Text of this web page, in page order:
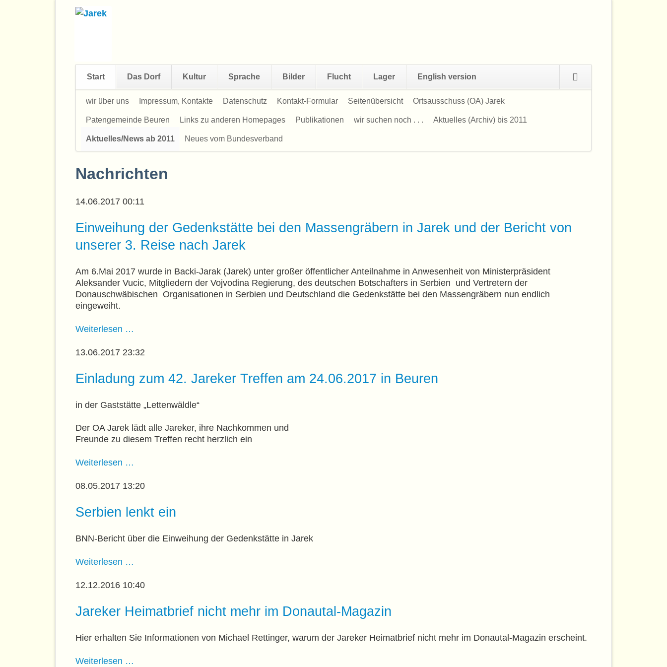
überspringen
Start Das Dorf Kultur Sprache Bilder Flucht Lager English version
wir über uns Impressum, Kontakte Datenschutz Kontakt-Formular Seitenübersicht Ortsausschuss (OA) Jarek
Patengemeinde Beuren Links zu anderen Homepages Publikationen wir suchen noch . . . Aktuelles (Archiv) bis 2011
Aktuelles/News ab 2011 Neues vom Bundesverband
Nachrichten
14.06.2017 00:11
Einweihung der Gedenkstätte bei den Massengräbern in Jarek und der Bericht von
unserer 3. Reise nach Jarek
Am 6.Mai 2017 wurde in Backi-Jarak (Jarek) unter großer öffentlicher Anteilnahme in Anwesenheit von Ministerpräsident
Aleksander Vucic, Mitgliedern der Vojvodina Regierung, des deutschen Botschafters in Serbien und Vertretern der
Donauschwäbischen Organisationen in Serbien und Deutschland die Gedenkstätte bei den Massengräbern nun endlich
eingeweiht.
Weiterlesen …
Gedenkstätte
den
Massengräbern
Jarek
der
Bericht
Reise
Jarek
13.06.2017 23:32
Einladung zum 42. Jareker Treffen am 24.06.2017 in Beuren
in der Gaststätte „Lettenwäldle“
Der OA Jarek lädt alle Jareker, ihre Nachkommen und
Freunde zu diesem Treffen recht herzlich ein
Weiterlesen …
42.
Treffen
am
in
08.05.2017 13:20
Serbien lenkt ein
BNN-Bericht über die Einweihung der Gedenkstätte in Jarek
Weiterlesen …
ein
12.12.2016 10:40
Jareker Heimatbrief nicht mehr im Donautal-Magazin
Hier erhalten Sie Informationen von Michael Rettinger, warum der Jareker Heimatbrief nicht mehr im Donautal-Magazin erscheint.
Weiterlesen …